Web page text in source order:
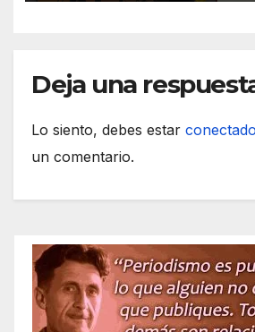
Deja una
Lo siento, debes estar conectado
un comentario.